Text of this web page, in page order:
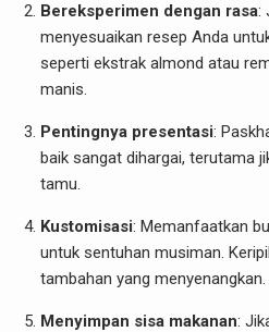
Bereksperimen dengan rasa:
menyesuaikan resep Anda
seperti ekstrak almond atau
manis.
Pentingnya presentasi:
baik sangat dihargai, terutama
tamu.
Kustomisasi: Memanfaatkan
untuk sentuhan musiman.
tambahan yang menyenangkan.
Menyimpan sisa makanan: